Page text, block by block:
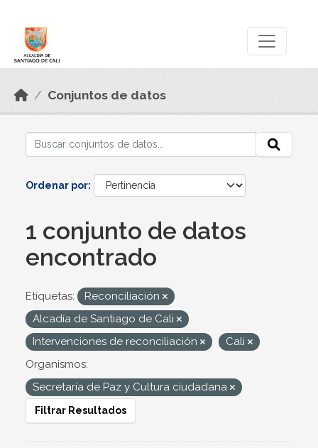
Conjuntos de datos
Ordenar por
1 conjunto de datos
encontrado
Etiquetas:
Reconciliación
Alcadía de Santiago de Cali
Intervenciones de reconciliación
Cali
Organismos:
Secretaría de Paz y Cultura ciudadana
Filtrar Resultados